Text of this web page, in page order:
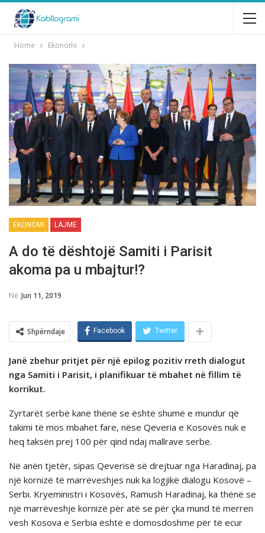
Home Ekonomi
EKONOMI LAJME
A do të dështojë Samiti i Parisit
akoma pa u mbajtur!?
Në Jun 11, 2019
Shpërndaje Facebook Twitter
Janë zbehur pritjet për një epilog pozitiv rreth dialogut
nga Samiti i Parisit, i planifikuar të mbahet në fillim të
korrikut.
Zyrtarët serbë kanë thënë se është shumë e mundur që
takimi të mos mbahet fare, nëse Qeveria e Kosovës nuk e
heq taksën prej 100 për qind ndaj mallrave serbe.
Në anën tjetër, sipas Qeverisë së drejtuar nga Haradinaj, pa
një kornizë të marrëveshjes nuk ka logjikë dialogu Kosovë –
Serbi. Kryeministri i Kosovës, Ramush Haradinaj, ka thënë se
një marrëveshje kornizë për atë se për çka mund të merren
vesh Kosova e Serbia është e domosdoshme për të ecur